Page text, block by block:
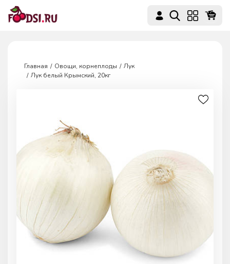
Главная Овощи, корнеплоды
Лук
Лук белый Крымский, 20кг